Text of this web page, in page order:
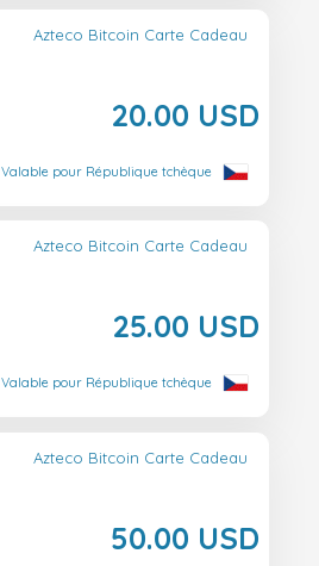
Azteco Bitcoin Carte Cadeau
20.00 USD
Valable pour République tchèque
Azteco Bitcoin Carte Cadeau
25.00 USD
Valable pour République tchèque
Azteco Bitcoin Carte Cadeau
50.00 USD